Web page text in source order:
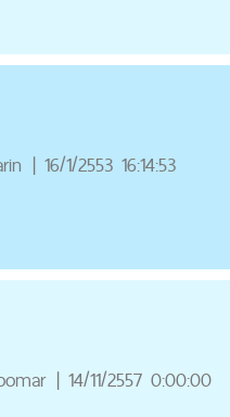
| 16/1/2553 16:14:53
| 14/11/2557 0:00:00